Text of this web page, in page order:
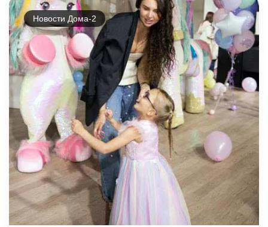
Новости Дома-2